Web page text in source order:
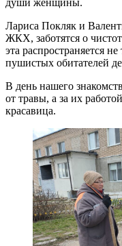
Лариса Покляк и
ЖКХ, заботятся о
эта распространяется
пушистых обитателей
В день нашего
от травы, а за их
красавица.